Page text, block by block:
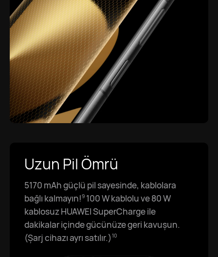
Uzun Pil Ömrü
5170 mAh güçlü pil sayesinde, kablolara
bağlı kalmayın!⁠9100 W kablolu ve 80 W
kablosuz HUAWEI SuperCharge ile
dakikalar içinde gücünüze geri kavuşun.
(Şarj cihazı ayrı satılır.)⁠ 10